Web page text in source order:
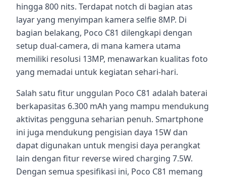
hingga 800 nits. Terdapat notch di bagian atas
layar yang menyimpan kamera selfie 8MP. Di
bagian belakang, Poco C81 dilengkapi dengan
setup dual-camera, di mana kamera utama
memiliki resolusi 13MP, menawarkan kualitas foto
yang memadai untuk kegiatan sehari-hari.
Salah satu fitur unggulan Poco C81 adalah baterai
berkapasitas 6.300 mAh yang mampu mendukung
aktivitas pengguna seharian penuh. Smartphone
ini juga mendukung pengisian daya 15W dan
dapat digunakan untuk mengisi daya perangkat
lain dengan fitur reverse wired charging 7.5W.
Dengan semua spesifikasi ini, Poco C81 memang